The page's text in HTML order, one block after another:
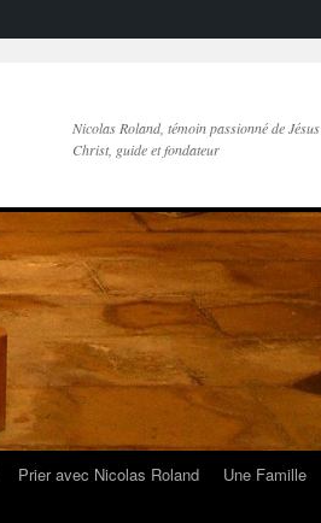
Nicolas Roland, témoin passionné de Jésus
Christ, guide et fondateur
Prier avec Nicolas Roland
Une Famille